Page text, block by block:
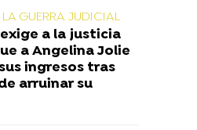
GUERRA JUDICIAL
a la justicia
a Angelina Jolie
ingresos tras
arruinar su